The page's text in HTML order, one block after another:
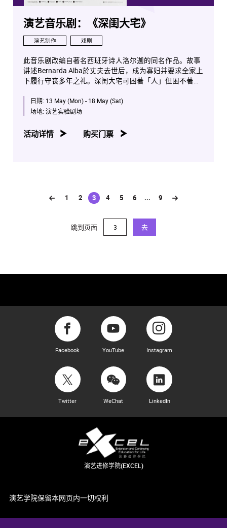
演艺音乐剧：《深闺大宅》
演艺制作 戏剧
此音乐剧改编自著名西班牙诗人洛尔迦的同名作品。故事
讲述Bernarda Alba於丈夫去世后，成为寡妇并要求全家上
下履行守丧多年之礼。深闺大宅可困著「人」但困不著人
有魅力的单身男士提亲，成为各人欲望膨胀的助力。面对
著重门深锁的权力围墙；欲望与权力的对抗，把各人推至
布景设计
：王紫霞
：郑礼钊
音响设计及音乐总监助理
：谭柏烜
希、钱颖嘉、李美蒑、曾泳鑫、蔡雪儿、黄诗咏、姚乐慧
Words and Music by MICHAEL JOHN LaCHIUSA
Based on the play "The House of Bernarda Alba" by
Federico García Lorca
Concord Theatricals. www.concordtheatricals.com
BERNARDA ALBA was originally produced by Lincoln
Center Theater, New York City, 2006
日期: 13 May (Mon) - 18 May (Sat)
场地: 演艺实验剧场
活动详情 购买门票
1 2 3
(current)
4 5 6 ... 9
跳到页面 去
Facebook YouTube Instagram
Twitter WeChat LinkedIn
演艺进修学院(EXCEL)
演艺学院保留本网页内一切权利